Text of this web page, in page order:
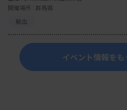
開催場所 : 群馬県
輸血
イベント情報をも